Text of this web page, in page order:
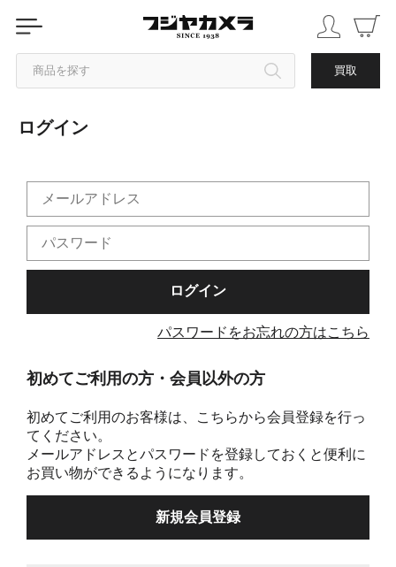
商品を探す 買取
カテゴリから探す
中古品を探す
ログイン
パスワードをお忘れの方はこちら
初めてご利用の方・会員以外の方
初めてご利用のお客様は、こちらから会員登録を行っ
てください。
メールアドレスとパスワードを登録しておくと便利に
お買い物ができるようになります。